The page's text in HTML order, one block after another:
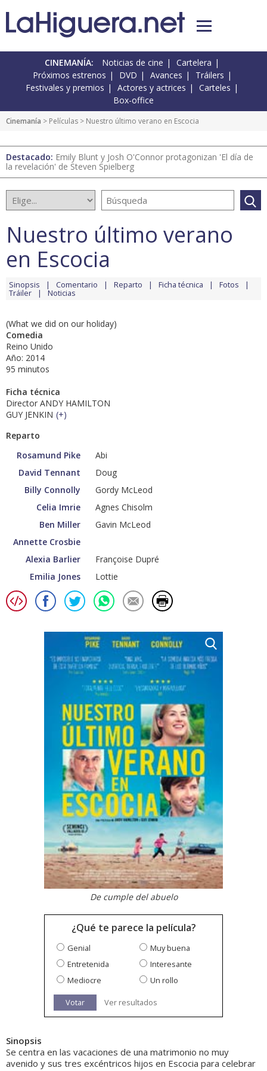
CINEMANÍA: Noticias de cine
Cartelera
Próximos estrenos
DVD Avances
Tráilers
Festivales y premios
Actores y actrices
Carteles
Box-office
Cinemanía > Películas > Nuestro último verano en Escocia
Destacado: Emily Blunt y Josh O'Connor protagonizan 'El día de
la revelación' de Steven Spielberg
Nuestro último verano
en Escocia
Sinopsis Comentario Reparto Ficha técnica Fotos
Tráiler Noticias
(What we did on our holiday)
Comedia
Reino Unido
Año: 2014
95 minutos
Ficha técnica
Director ANDY HAMILTON
GUY JENKIN (+)
Reparto
Rosamund Pike
Abi
David Tennant
Doug
Billy Connolly
Gordy McLeod
Celia Imrie
Agnes Chisolm
Ben Miller
Gavin McLeod
Annette Crosbie
Alexia Barlier
Françoise Dupré
Emilia Jones
Lottie
De cumple del abuelo
¿Qué te parece la película?
Genial
Muy buena
Entretenida
Interesante
Mediocre
Un rollo
Votar Ver resultados
Sinopsis
Se centra en las vacaciones de una matrimonio no muy
avenido y sus tres excéntricos hijos en Escocia para celebrar